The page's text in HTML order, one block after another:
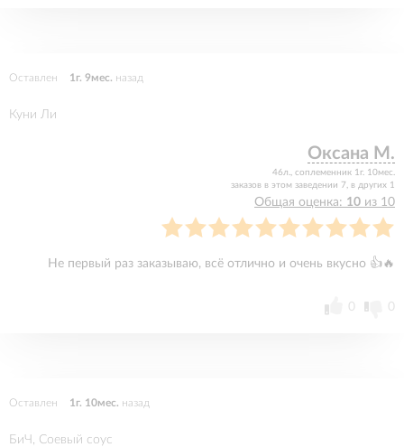
Оставлен 1г. 9мес. назад
Куни Ли
Оксана М.
46л., соплеменник 1г. 10мес.
заказов в этом заведении 7, в других 1
Общая оценка: 10 из 10
Не первый раз заказываю, всё отлично и очень вкусно 👍🔥
0 0
Оставлен 1г. 10мес. назад
БиЧ, Соевый соус